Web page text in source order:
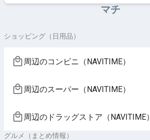
マチ
ショッピング（日用品）
周辺のコンビニ（NAVITIME）
周辺のスーパー（NAVITIME）
周辺のドラッグストア（NAVITIME）
グルメ（まとめ情報）